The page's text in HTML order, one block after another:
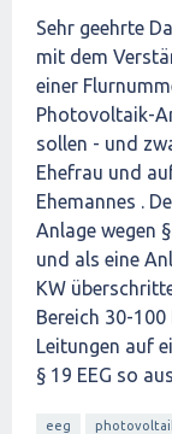
Sehr geehrte
mit dem
einer
Photovoltaik-
sollen - und
Ehefrau und
Ehemannes .
Anlage wegen
und als eine
KW
Bereich 30-
Leitungen auf
§ 19 EEG so
eeg